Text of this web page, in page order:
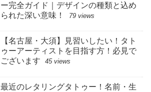
ー完全ガイド｜デザインの種類と込め
られた深い意味！
79 views
【名古屋・大須】見習いしたい！タト
ゥーアーティストを目指す方！必見で
ございます
45 views
最近のレタリングタトゥー！名前・生